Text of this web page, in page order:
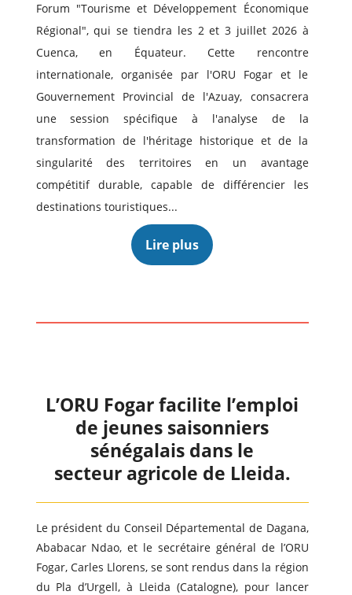
Forum "Tourisme et Développement Économique
Régional", qui se tiendra les 2 et 3 juillet 2026 à
Cuenca, en Équateur. Cette rencontre
internationale, organisée par l'ORU Fogar et le
Gouvernement Provincial de l'Azuay, consacrera
une session spécifique à l'analyse de la
transformation de l'héritage historique et de la
singularité des territoires en un avantage
compétitif durable, capable de différencier les
destinations touristiques...
Lire plus
L’ORU Fogar facilite l’emploi
de jeunes saisonniers
sénégalais dans le
secteur agricole de Lleida.
Le président du Conseil Départemental de Dagana,
Ababacar Ndao, et le secrétaire général de l’ORU
Fogar, Carles Llorens, se sont rendus dans la région
du Pla d’Urgell, à Lleida (Catalogne), pour lancer